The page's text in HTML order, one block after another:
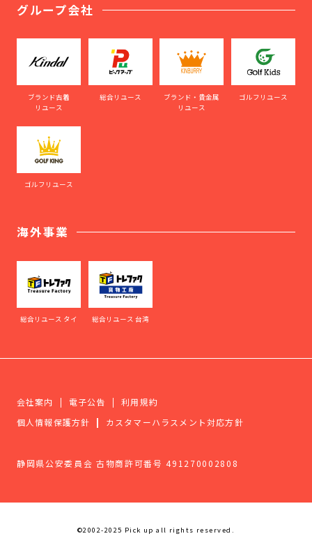
グループ会社
ブランド古着
リユース
総合リユース
ブランド・貴金属
リユース
ゴルフリユース
ゴルフリユース
海外事業
総合リユース タイ 総合リユース 台湾
会社案内 電子公告
利用規約
個人情報保護方針
カスタマーハラスメント対応方針
静岡県公安委員会 古物商許可番号 491270002808
©2002-2025 Pick up all rights reserved.